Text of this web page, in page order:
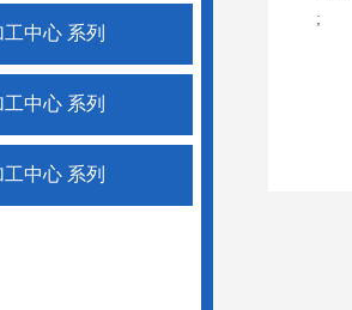
中心 系列
工中心 系列
中心 系列
;